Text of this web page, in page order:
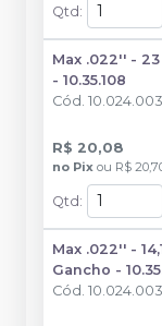
Qtd :
Max .022'' -
- 10.35.108
Cód.
R$ 20,08
no Pix ou R$
Qtd :
Max .022'' -
Gancho -
Cód.